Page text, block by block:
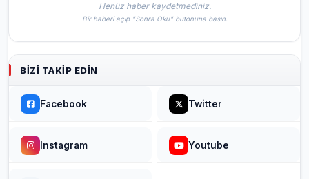
Henüz haber kaydetmediniz.
Bir haberi açıp "Sonra Oku" butonuna basın.
BIZI TAKIP EDIN
Facebook Twitter
Instagram Youtube